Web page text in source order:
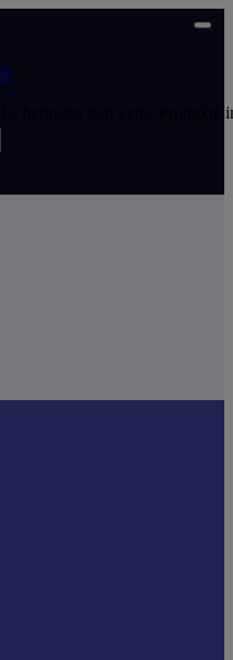
0
Es befinden sich keine Produkte